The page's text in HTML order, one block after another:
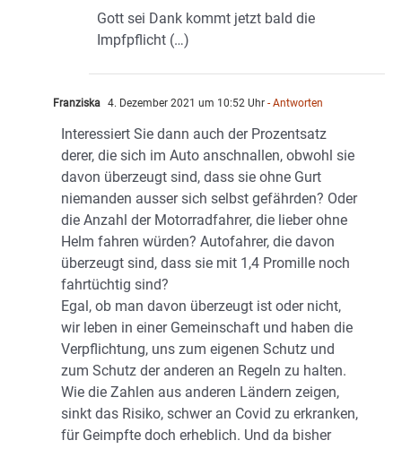
Gott sei Dank kommt jetzt bald die
Impfpflicht (…)
Franziska 4. Dezember 2021 um 10:52 Uhr - Antworten
Interessiert Sie dann auch der Prozentsatz
derer, die sich im Auto anschnallen, obwohl sie
davon überzeugt sind, dass sie ohne Gurt
niemanden ausser sich selbst gefährden? Oder
die Anzahl der Motorradfahrer, die lieber ohne
Helm fahren würden? Autofahrer, die davon
überzeugt sind, dass sie mit 1,4 Promille noch
fahrtüchtig sind?
Egal, ob man davon überzeugt ist oder nicht,
wir leben in einer Gemeinschaft und haben die
Verpflichtung, uns zum eigenen Schutz und
zum Schutz der anderen an Regeln zu halten.
Wie die Zahlen aus anderen Ländern zeigen,
sinkt das Risiko, schwer an Covid zu erkranken,
für Geimpfte doch erheblich. Und da bisher